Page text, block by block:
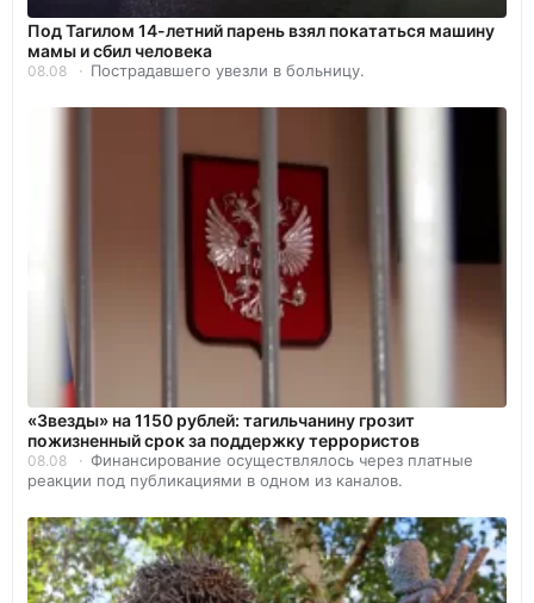
Под Тагилом 14-летний парень взял покататься машину
мамы и сбил человека
08.08 Пострадавшего увезли в больницу.
«Звезды» на 1150 рублей: тагильчанину грозит
пожизненный срок за поддержку террористов
08.08
Финансирование осуществлялось через платные
реакции под публикациями в одном из каналов.